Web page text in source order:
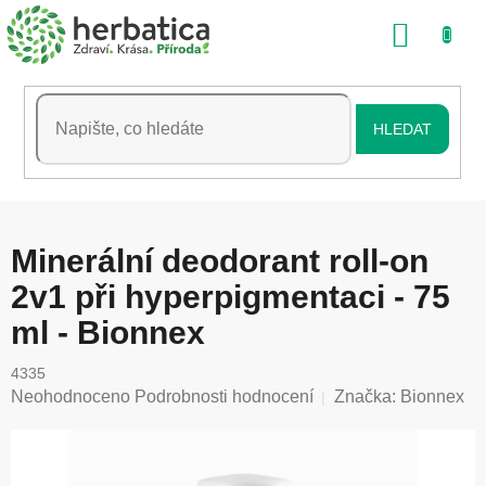
Přejít
na
obsah
HLEDAT
Minerální deodorant roll-on
2v1 při hyperpigmentaci - 75
ml - Bionnex
4335
Průměrné
Neohodnoceno Podrobnosti hodnocení Značka: Bionnex